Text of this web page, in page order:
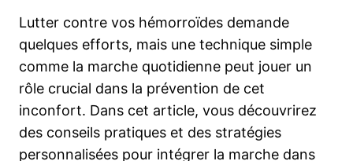
Lutter contre vos hémorroïdes demande
quelques efforts, mais une technique simple
comme la marche quotidienne peut jouer un
rôle crucial dans la prévention de cet
inconfort. Dans cet article, vous découvrirez
des conseils pratiques et des stratégies
personnalisées pour intégrer la marche dans